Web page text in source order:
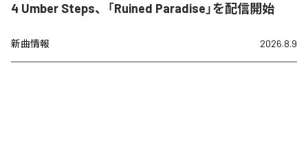
4 Umber Steps、「Ruined Paradise」を配信開始
新曲情報 2026.8.9